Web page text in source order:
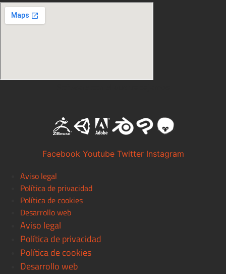
Facebook Youtube Twitter Instagram
Aviso legal
Política de privacidad
Política de cookies
Desarrollo web
Aviso legal
Política de privacidad
Política de cookies
Desarrollo web